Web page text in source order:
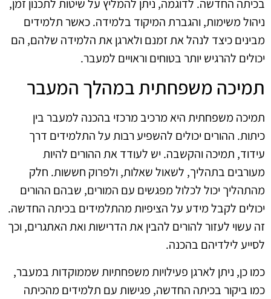
בכיתה החדשה. לדוגמה, ניתן להמליץ על שיטות לתכנון זמן,
ניהול משימות, והגברת המיקוד בלמידה. כאשר תלמידים
מבינים כיצד לנהל את זמנם ולארגן את הלמידה שלהם, הם
יכולים להרגיש יותר בטוחים וראויים למעבר.
תמיכה משפחתית במהלך המעבר
תמיכה משפחתית היא מרכיב מרכזי בהכנה למעבר בין
כיתות. ההורים יכולים להשפיע רבות על התלמידים דרך
עידוד, תמיכה והקשבה. יש לעודד את ההורים להיות
מעורבים בתהליך, לשאול שאלות, ולפרוק חששות. חלק
מהתהליך יכול לכלול מפגשים עם המורים, שבהם ההורים
יכולים לקבל מידע על הציפיות מהתלמידים בכיתה החדשה.
זה עשוי לעזור להורים להבין את הדרישות ואת האתגרים, וכך
לסייע לילדיהם בהכנה.
כמו כן, ניתן לארגן פעילויות משפחתיות שממוקדות במעבר,
כמו ביקור בכיתה החדשה, פגישות עם תלמידים מהכיתה